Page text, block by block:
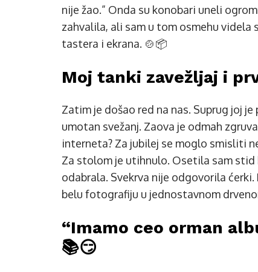
nije žao.” Onda su konobari uneli
zahvalila, ali sam u tom osmehu videla
tastera i ekrana. 🍲📦
Moj tanki zavežljaj i
Zatim je došao red na nas. Suprug joj
umotan svežanj. Zaova je odmah
interneta? Za jubilej se moglo smisliti
Za stolom je utihnulo. Osetila sam stid
odabrala. Svekrva nije odgovorila
belu fotografiju u jednostavnom
“Imamo ceo orman
📚😏